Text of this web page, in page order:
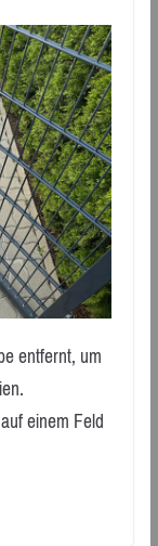
entfernt, um
einem Feld